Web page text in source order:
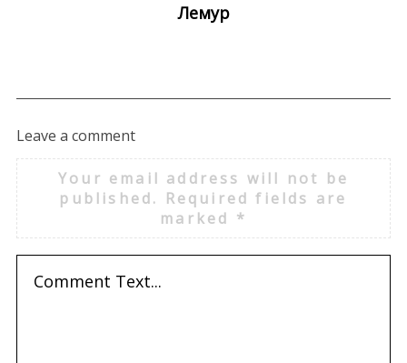
Лемур
Leave a comment
Your email address will not be
published. Required fields are
marked *